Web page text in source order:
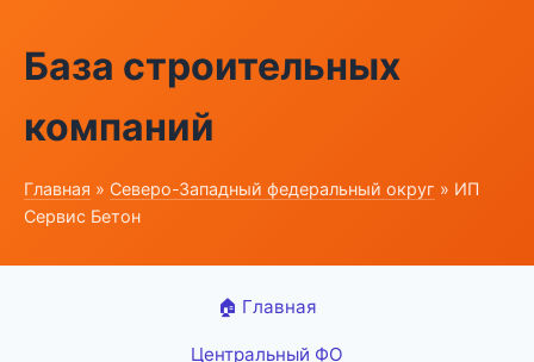
База строительных
компаний
Главная » Северо-Западный федеральный округ » ИП
Сервис Бетон
🏠 Главная
Центральный ФО